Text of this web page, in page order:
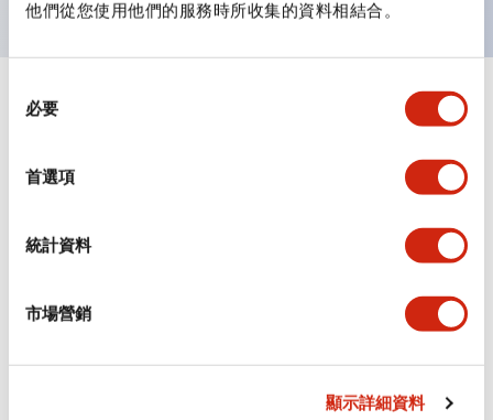
他們從您使用他們的服務時所收集的資料相結合。
必要
首選項
統計資料
市場營銷
顯示詳細資料
規格 顯示全部 +